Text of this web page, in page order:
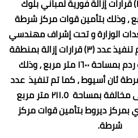
متر مربع وعدد (٣) قرارات إزالة فورية لمباني بلوك
متر مربع ، وذلك بتأمين قوات مركز شرطة
الوزارة و تحت إشراف مهندسي
وفني الوزارة ، كما تم تنفيذ عدد (٣) قرارات إزالة بمنطقة
الوليديه لمخالفات ردم بمساحة ١٦٠٠ متر مربع ، وذلك
ثان أسيوط ، كما تم تنفيذ عدد
(٣) قرار إزالة لمبانى مخالفة بمساحة ٢١١.٥ متر مربع
بمركز ديروط بتأمين قوات مركز
شرطة.